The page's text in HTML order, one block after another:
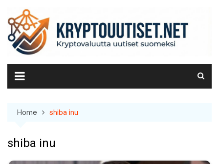
content
Home shiba inu
shiba inu